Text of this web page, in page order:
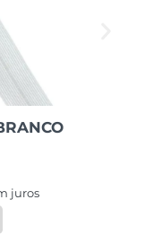
juros